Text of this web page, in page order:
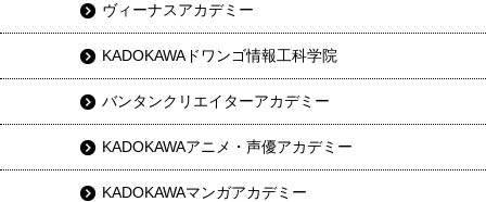
ヴィーナスアカデミー
KADOKAWAドワンゴ情報工科学院
バンタンクリエイターアカデミー
KADOKAWAアニメ・声優アカデミー
KADOKAWAマンガアカデミー